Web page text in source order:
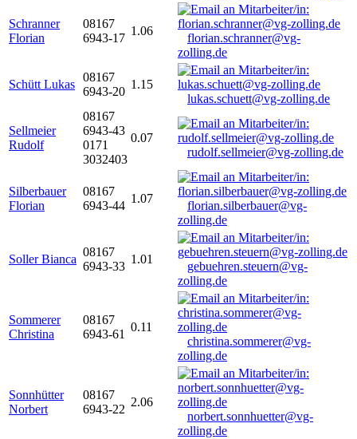
Schranner
Florian
08167
6943-17
1.06
florian.schranner@vg-
zolling.de
Schütt Lukas
08167
6943-20
1.15
lukas.schuett@vg-zolling.de
Sellmeier
Rudolf
08167
6943-43
0171
3032403
0.07
rudolf.sellmeier@vg-zolling.de
Silberbauer
Florian
08167
6943-44
1.07
florian.silberbauer@vg-
zolling.de
Soller Bianca
08167
6943-33
1.01
gebuehren.steuern@vg-
zolling.de
Sommerer
Christina
08167
6943-61
0.11
christina.sommerer@vg-
zolling.de
Sonnhütter
Norbert
08167
6943-22
2.06
norbert.sonnhuetter@vg-
zolling.de